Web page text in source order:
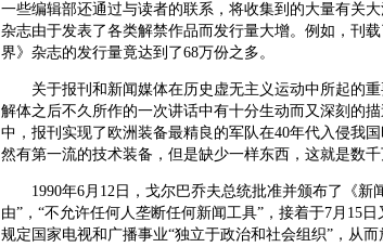
一些编辑部还通过与读者的联系，将收集到的大量有关
杂志由于发表了各类解禁作品而发行量大增。例如，刊
界》杂志的发行量竟达到了68万份之多。
关于报刊和新闻媒体在历史虚无主义运动中所起的重
解体之后不久所作的一次讲话中有十分生动而又深刻的
中，报刊实现了欧洲装备最精良的军队在40年代入侵我
然有第一流的技术装备，但是缺少一样东西，这就是数
1990年6月12日，戈尔巴乔夫总统批准并颁布了《新
由”，“不允许任何人垄断任何新闻工具”，接着于7月15
规定国家电视和广播事业“独立于政治和社会组织”，从